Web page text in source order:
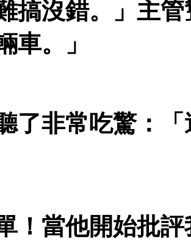
搞沒錯。」主
車。」
了非常吃驚：
！當他開始批